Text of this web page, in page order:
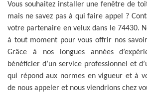
Vous souhaitez installer une fenêtre de
mais ne savez pas à qui faire appel ?
votre partenaire en velux dans le 74430.
à tout moment pour vous offrir nos
Grâce à nos longues années
bénéficier d’un service professionnel et
qui répond aux normes en vigueur et à
de nous appeler et nous viendrions chez